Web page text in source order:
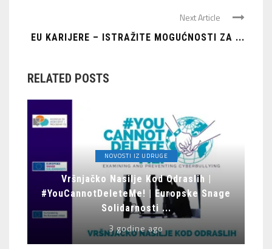
Next Article
EU KARIJERE – ISTRAŽITE MOGUĆNOSTI ZA ...
RELATED POSTS
NOVOSTI IZ UDRUGE
Vršnjačko Nasilje Kod Odraslih |
#YouCannotDeleteMe! | Europske Snage
Solidarnosti ...
3 godine ago